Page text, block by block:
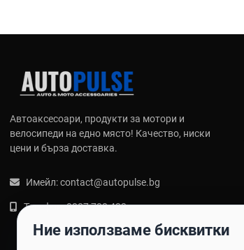
Автоаксесоари, продукти за мотори и
велосипеди на едно място! Качество, ниски
цени и бърза доставка.
Имейл:contact@autopulse.bg
Телефон:0887 788 433
Ние използваме бисквитки